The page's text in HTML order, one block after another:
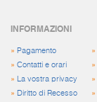
INFORMAZIONI
» Pagamento
» Contatti e orari
»
La vostra privacy
» Diritto di Recesso
»
»
»
»